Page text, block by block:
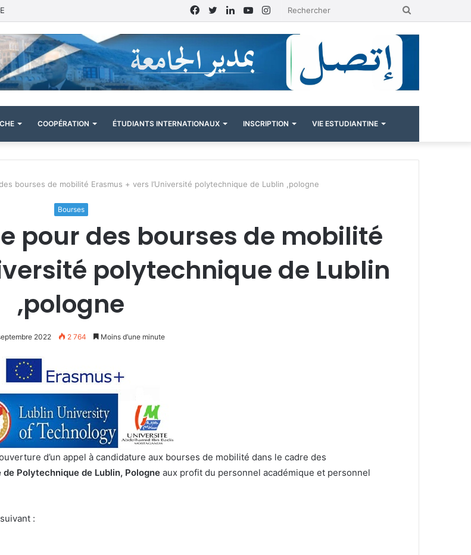
Instagram
YouTube
Linkedin
Twitter
Facebook
COOPÉRATION ÉTUDIANTS INTERNATIONAUX INSCRIPTION VIE ESTUDIANTINE
bourses de mobilité Erasmus + vers l’Université polytechnique de Lublin ,pologne
Bourses
pour des bourses de mobilité
polytechnique de Lublin
,pologne
2022 2 764 Moins d’une minute
d’un appel à candidature aux bourses de mobilité dans le cadre des
de Polytechnique de Lublin, Pologne aux profit du personnel académique et personnel
: